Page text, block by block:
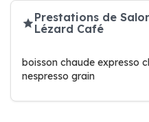
Prestations de
Lézard Café
boisson chaude expresso
nespresso grain